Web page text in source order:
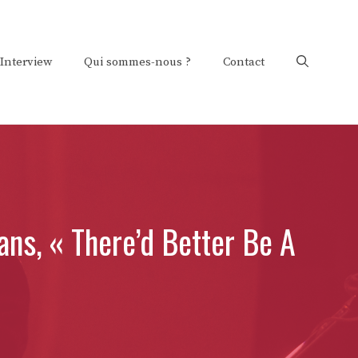
Interview Qui sommes-nous ? Contact
« There’d Better Be A